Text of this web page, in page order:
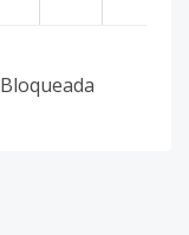
Bloqueada